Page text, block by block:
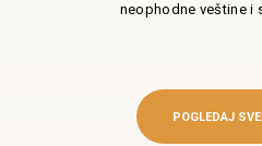
neophodne veštine i
POGLEDAJ